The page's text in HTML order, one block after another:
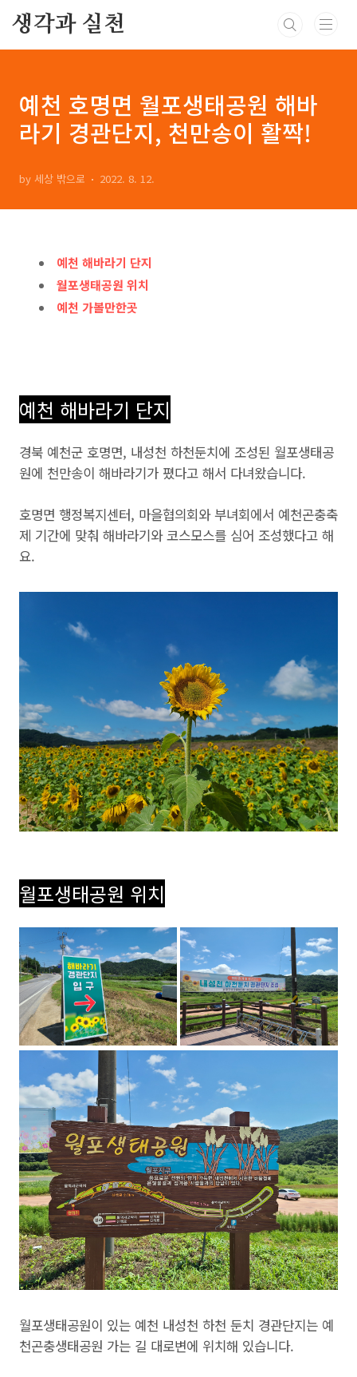
생각과 실천
예천 호명면 월포생태공원 해바
라기 경관단지, 천만송이 활짝!
by 세상 밖으로 2022. 8. 12.
예천 해바라기 단지
월포생태공원 위치
예천 가볼만한곳
예천 해바라기 단지
경북 예천군 호명면, 내성천 하천둔치에 조성된 월포생태공
원에 천만송이 해바라기가 폈다고 해서 다녀왔습니다.
호명면 행정복지센터, 마을협의회와 부녀회에서 예천곤충축
제 기간에 맞춰 해바라기와 코스모스를 심어 조성했다고 해
요.
월포생태공원 위치
월포생태공원이 있는 예천 내성천 하천 둔치 경관단지는 예
천곤충생태공원 가는 길 대로변에 위치해 있습니다.